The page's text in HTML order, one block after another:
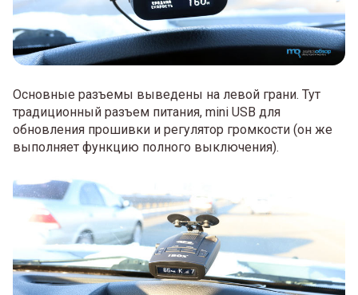
Основные разъемы выведены на левой грани. Тут
традиционный разъем питания, mini USB для
обновления прошивки и регулятор громкости (он же
выполняет функцию полного выключения).